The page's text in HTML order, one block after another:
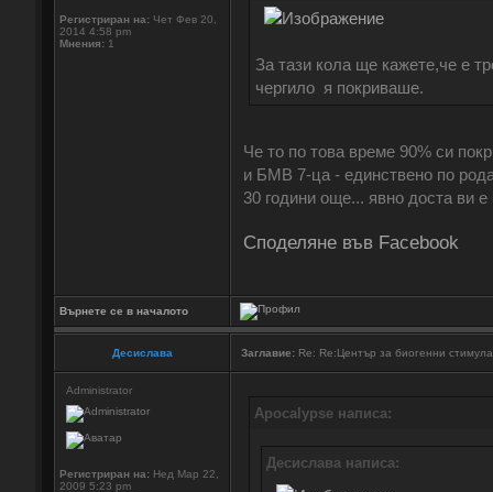
Регистриран на: Чет Фев 20,
2014 4:58 pm
Мнения: 1
За тази кола ще кажете,че е
чергило я покриваше.
Че то по това време 90% си
и БМВ 7-ца - единствено по
30 години още... явно доста
Споделяне във Facebook
Върнете се в началото
Десислава Заглавие: Re: Re:Център за биогенни
Administrator
Регистриран на: Нед Мар 22,
2009 5:23 pm
Apocalypse написа:
Десислава написа: